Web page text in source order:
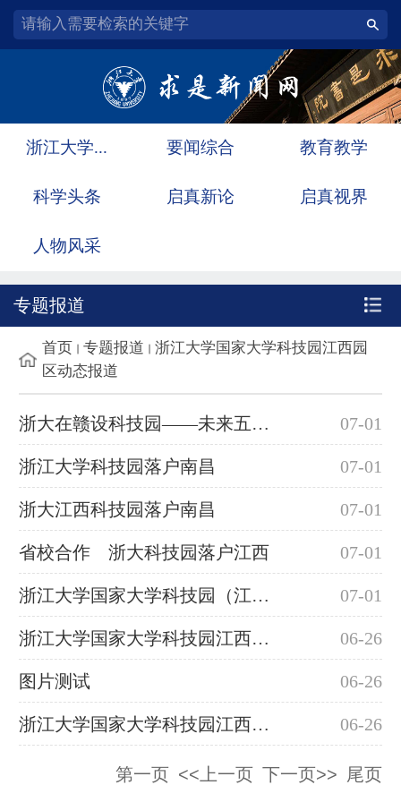
浙江大学... 要闻综合 教育教学
科学头条 启真新论 启真视界
人物风采
专题报道
首页 专题报道
浙江大学国家大学科技园江西园
区动态报道
浙大在赣设科技园——未来五年产值五十亿元，提供岗位近万 07-01
浙江大学科技园落户南昌 07-01
浙大江西科技园落户南昌 07-01
省校合作 浙大科技园落户江西 07-01
浙江大学国家大学科技园（江西）奠基 07-01
浙江大学国家大学科技园江西园区 06-26
图片测试 06-26
浙江大学国家大学科技园江西园区 06-26
第一页 <<上一页 下一页>> 尾页